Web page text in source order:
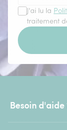
J'ai lu la
traitement
Besoin d'aide